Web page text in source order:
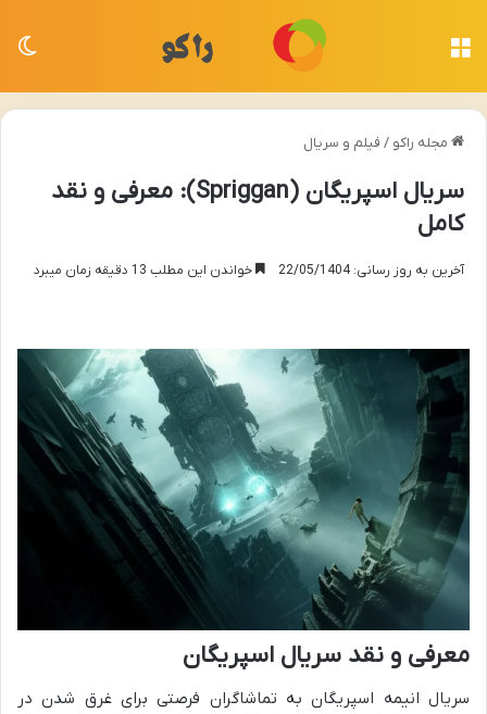
مجله راکو / فیلم و سریال
سریال اسپریگان (Spriggan): معرفی و نقد
کامل
آخرین به روز رسانی: 22/05/1404 خواندن این مطلب 13 دقیقه زمان میبرد
معرفی و نقد سریال اسپریگان
سریال انیمه اسپریگان به تماشاگران فرصتی برای غرق شدن در